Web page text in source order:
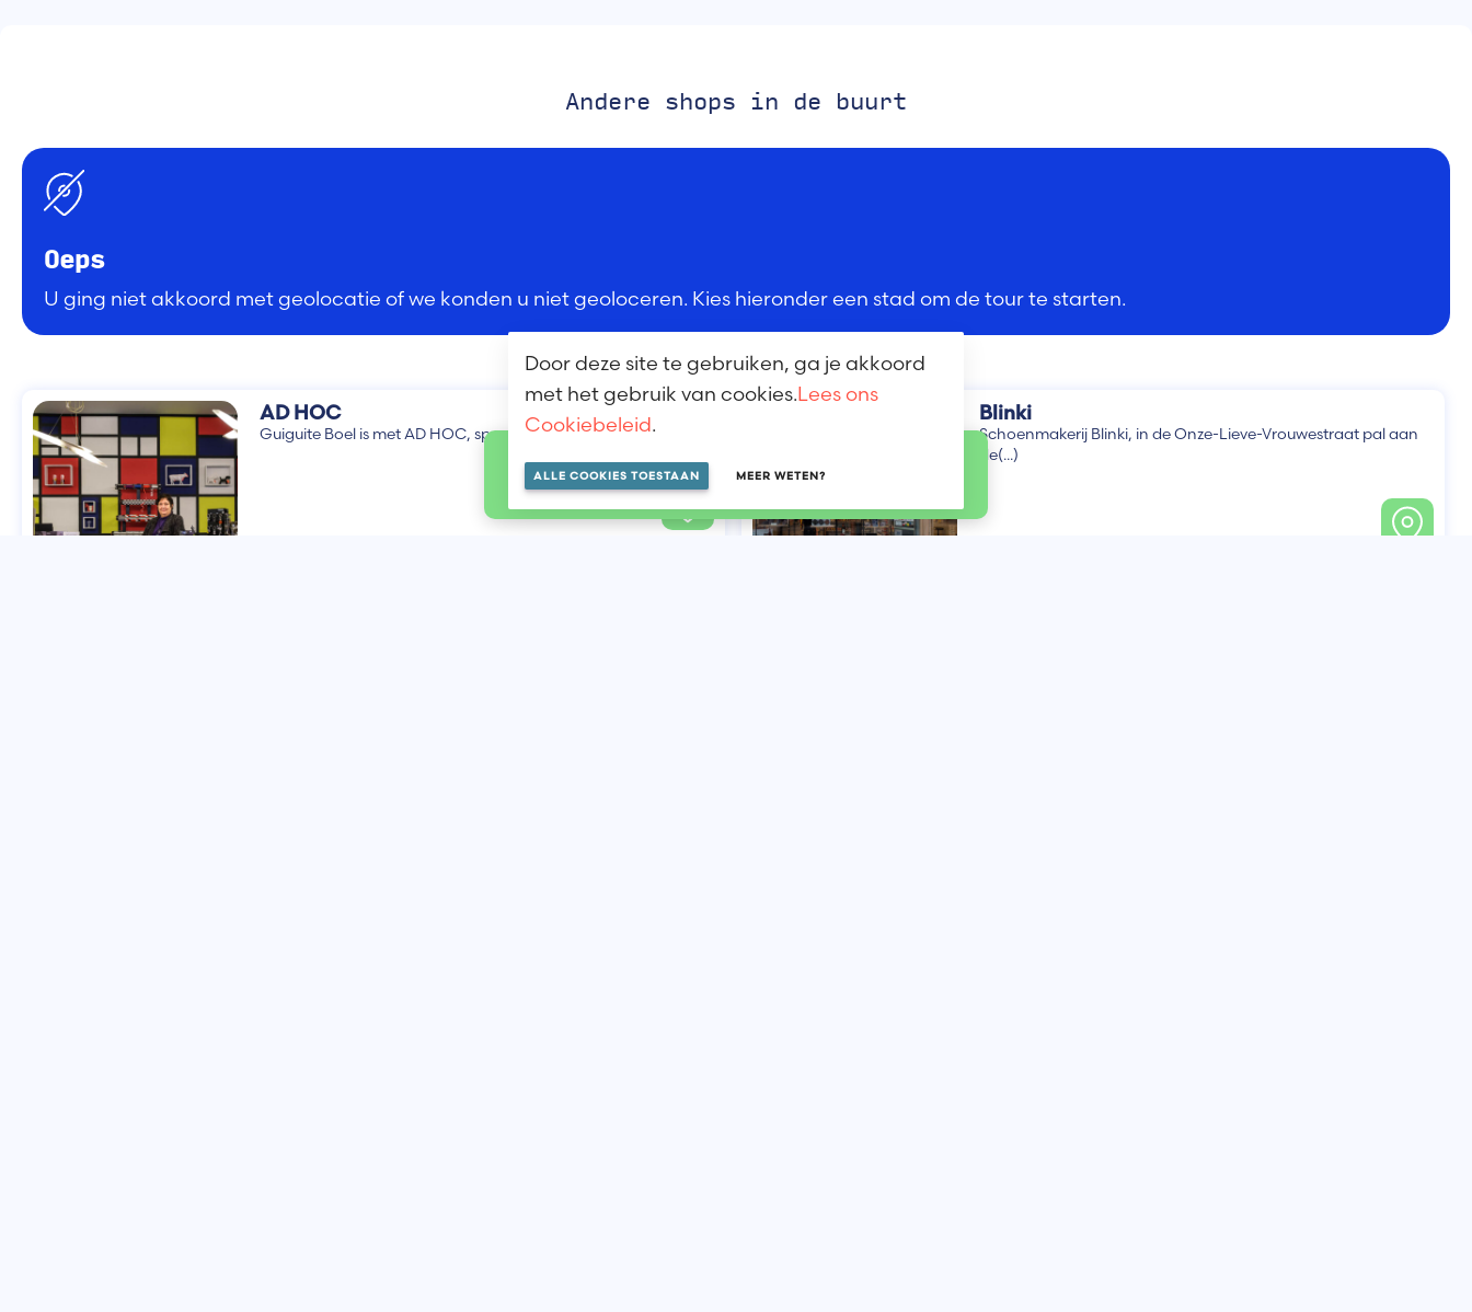
Andere shops in de buurt
Oeps
U ging niet akkoord met geolocatie of we konden u niet geoloceren. Kies hieronder een stad om de tour te starten.
AD HOC
Guiguite Boel is met AD HOC, speciaalzaak voor(...)
Blinki
Schoenmakerij Blinki, in de Onze-Lieve-Vrouwestraat pal aan
de(...)
LOKALISEREN OP DE KAART
Door deze site te gebruiken, ga je akkoord
met het gebruik van cookies.Lees ons
Cookiebeleid.
ALLE COOKIES TOESTAAN MEER WETEN?